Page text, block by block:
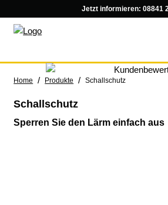
Jetzt informieren: 08841
Home / Produkte / Schallschutz
Schallschutz
Sperren Sie den Lärm einfach aus